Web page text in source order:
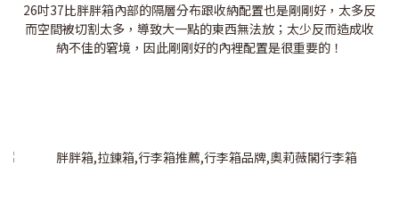
26吋37比胖胖箱內部的隔層分布跟收納配置也是剛剛好，太多反
而空間被切割太多，導致大一點的東西無法放；太少反而造成收
納不佳的窘境，因此剛剛好的內裡配置是很重要的！